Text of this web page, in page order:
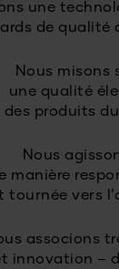
une
de qualité
Nous misons
une qualité
des produits
Nous
manière
tournée vers
associons
innovation –